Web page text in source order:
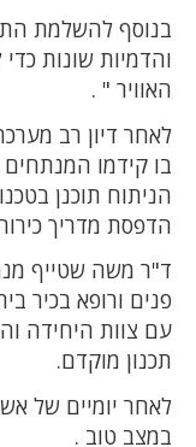
בנוסף להשלמת
והדמיות שונות
האוויר " .
לאחר דיון רב
בו קידמו
הניתוח תוכנן
הדפסת מדריך
ד"ר משה שטייף
פנים ורופא בכיר
עם צוות היחידה
תכנון מוקדם.
לאחר יומיים של
במצב טוב .